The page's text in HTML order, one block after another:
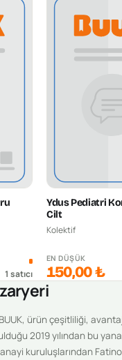
1 satıcı
Ydus Pediatri
Cilt
Kolektif
EN DÜŞÜK
150,00 ₺
ürün çeşitliliği,
2019 yılından bu
kuruluşlarından